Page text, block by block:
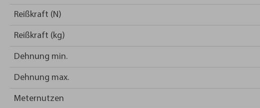
Reißkraft (N)
Reißkraft (kg)
Dehnung min.
Dehnung max.
Meternutzen